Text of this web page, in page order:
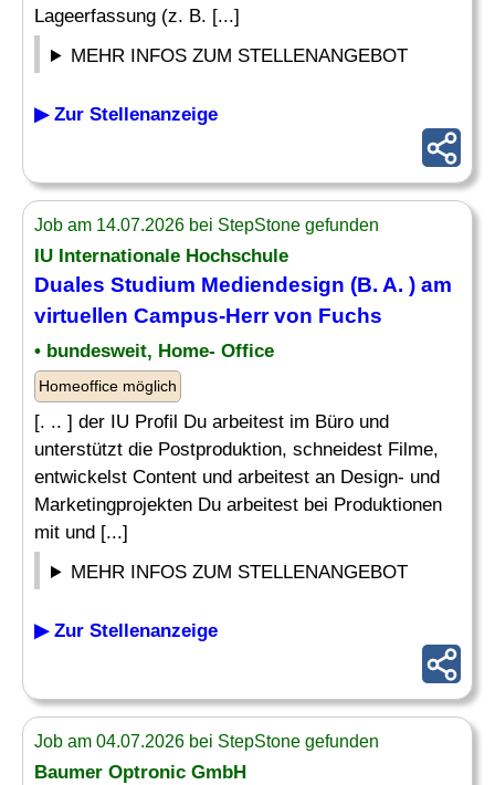
Lageerfassung (z. B. [...]
MEHR INFOS ZUM STELLENANGEBOT
▶ Zur Stellenanzeige
Job am 14.07.2026 bei StepStone gefunden
IU Internationale Hochschule
Duales Studium Mediendesign (B. A. ) am
virtuellen Campus-Herr von Fuchs
• bundesweit, Home- Office
Homeoffice möglich
[. .. ] der IU Profil Du arbeitest im Büro und
unterstützt die Postproduktion, schneidest Filme,
entwickelst Content und arbeitest an Design- und
Marketingprojekten Du arbeitest bei Produktionen
mit und [...]
MEHR INFOS ZUM STELLENANGEBOT
▶ Zur Stellenanzeige
Job am 04.07.2026 bei StepStone gefunden
Baumer Optronic GmbH